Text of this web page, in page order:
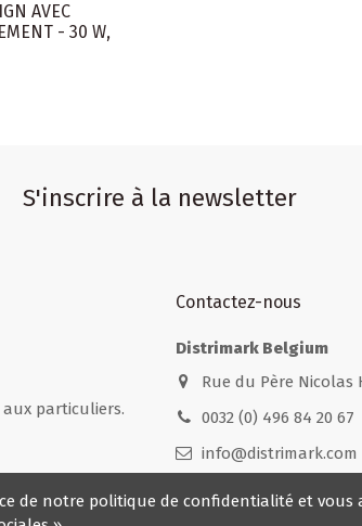
AVEC
- 30 W,
S'inscrire à la newsletter
particuliers.
Contactez-nous
Distrimark Belgium
Rue du Père Nicolas
0032 (0) 496 84 20 67
info@distrimark.com
de notre politique de confidentialité et vous